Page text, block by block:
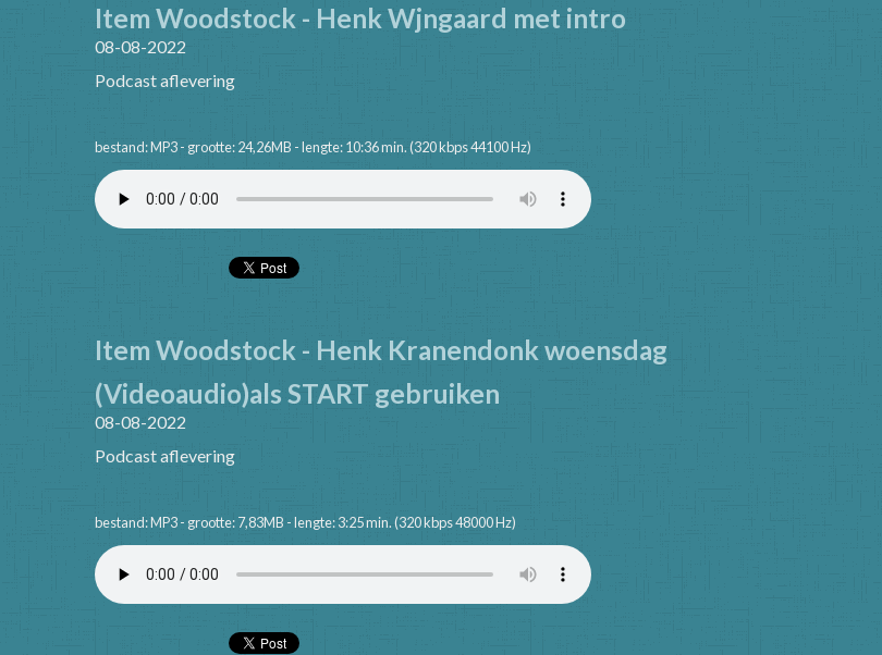
Item Woodstock - Henk Wjngaard met intro
08-08-2022
Podcast aflevering
bestand: MP3 - grootte: 24,26MB - lengte: 10:36 min. (320 kbps 44100 Hz)
Item Woodstock - Henk Kranendonk woensdag
(Videoaudio)als START gebruiken
08-08-2022
Podcast aflevering
bestand: MP3 - grootte: 7,83MB - lengte: 3:25 min. (320 kbps 48000 Hz)